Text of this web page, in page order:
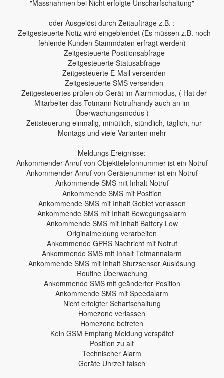
"Massnahmen bei Nicht erfolgte Unscharfschaltung"
oder Ausgelöst durch Zeitaufträge z.B. :
- Zeitgesteuerte Notiz wird eingeblendet (Es müssen z.B. noch
fehlende Kunden Stammdaten erfragt werden)
- Zeitgesteuerte Positionsabfrage
- Zeitgesteuerte Statusabfrage
- Zeitgesteuerte E-Mail versenden
- Zeitgesteuerte SMS versenden
- Zeitgesteuertes prüfen ob Gerät im Alarmmodus, ( Hat der
Mitarbeiter das Totmann Notrufhandy auch an im
Überwachungsmodus )
- Zeitsteuerung einmalig, minütlich, stündlich, täglich, nur
Montags und viele Varianten mehr
Meldungs Ereignisse:
Ankommender Anruf von Objekttelefonnummer ist ein Notruf
Ankommender Anruf von Gerätenummer ist ein Notruf
Ankommende SMS mit Inhalt Notruf
Ankommende SMS mit Position
Ankommende SMS mit Inhalt Gebiet verlassen
Ankommende SMS mit Inhalt Bewegungsalarm
Ankommende SMS mit Inhalt Battery Low
Originalmeldung verarbeiten
Ankommende GPRS Nachricht mit Notruf
Ankommende SMS mit Inhalt Totmannalarm
Ankommende SMS mit Inhalt Sturzsensor Auslösung
Routine Überwachung
Ankommende SMS mit geänderter Position
Ankommende SMS mit Speedalarm
Nicht erfolgter Scharfschaltung
Homezone verlassen
Homezone betreten
Kein GSM Empfang Meldung verspätet
Position zu alt
Technischer Alarm
Geräte Uhrzeit falsch